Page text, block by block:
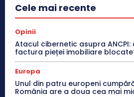
Cele mai recente
Opinii
Atacul cibernetic asupra
factura pieței imobiliare
Europa
Unul din patru europeni
România are a doua cea mai